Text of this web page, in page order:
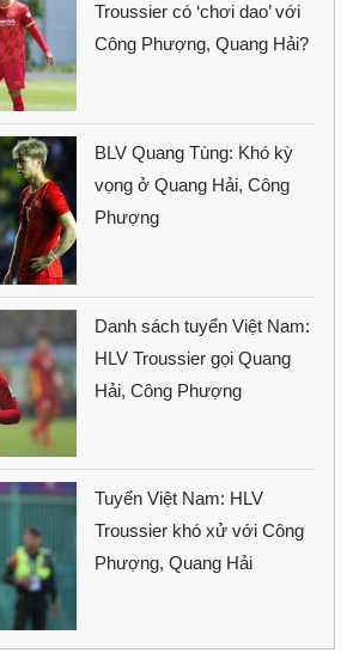
Troussier có ‘chơi dao’ với
Công Phượng, Quang Hải?
BLV Quang Tùng: Khó kỳ
vọng ở Quang Hải, Công
Phượng
Danh sách tuyển Việt Nam:
HLV Troussier gọi Quang
Hải, Công Phượng
Tuyển Việt Nam: HLV
Troussier khó xử với Công
Phượng, Quang Hải